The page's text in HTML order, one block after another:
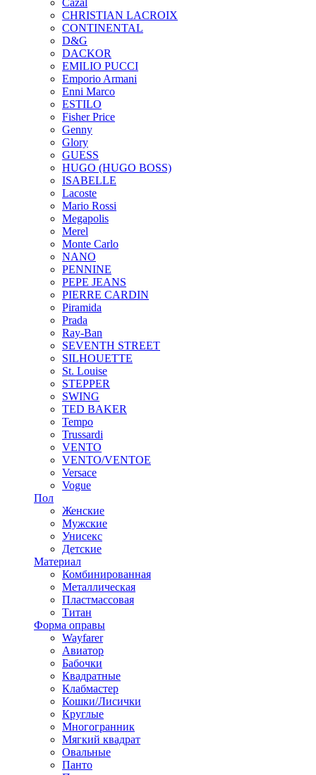
CHRISTIAN LACROIX
CONTINENTAL
D&G
DACKOR
EMILIO PUCCI
Emporio Armani
Enni Marco
ESTILO
Fisher Price
Genny
Glory
GUESS
HUGO (HUGO BOSS)
ISABELLE
Lacoste
Mario Rossi
Megapolis
Merel
Monte Carlo
NANO
PENNINE
PEPE JEANS
PIERRE CARDIN
Piramida
Prada
Ray-Ban
SEVENTH STREET
SILHOUETTE
St. Louise
STEPPER
SWING
TED BAKER
Tempo
Trussardi
VENTO
VENTO/VENTOE
Versace
Vogue
Пол
Женские
Мужские
Унисекс
Детские
Материал
Комбинированная
Металлическая
Пластмассовая
Титан
Форма оправы
Wayfarer
Авиатор
Бабочки
Квадратные
Клабмастер
Кошки/Лисички
Круглые
Многогранник
Мягкий квадрат
Овальные
Панто